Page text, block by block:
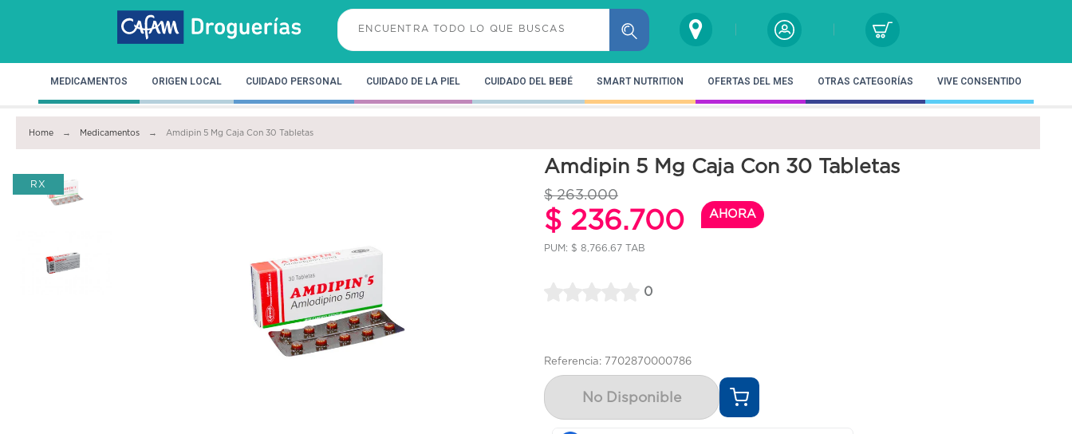
MEDICAMENTOS ORIGEN LOCAL CUIDADO PERSONAL CUIDADO DE LA PIEL CUIDADO DEL BEBÉ SMART NUTRITION OFERTAS DEL MES OTRAS CATEGORÍAS VIVE CONSENTIDO
Home Medicamentos Amdipin 5 Mg Caja Con 30 Tabletas
RX
Amdipin 5 Mg Caja Con 30 Tabletas
$ 263.000
$ 236.700 AHORA
PUM: $ 8,766.67 TAB
0
Referencia: 7702870000786
No Disponible